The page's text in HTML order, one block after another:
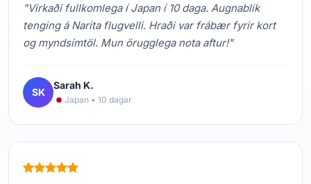
"Virkaði fullkomlega í Japan í 10 daga. Augnablik
tenging á Narita flugvelli. Hraði var frábær fyrir kort
og myndsímtöl. Mun örugglega nota aftur!"
SK
Sarah K.
Japan • 10 dagar